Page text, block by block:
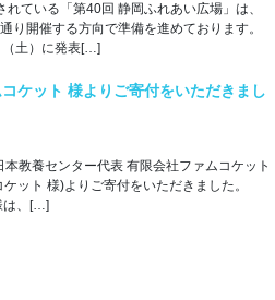
れている「第40回 静岡ふれあい広場」は、
り開催する方向で準備を進めております。
土）に発表[…]
ケット 様よりご寄付をいただきまし
教養センター代表 有限会社ファムコケット
ケット 様)よりご寄付をいただきました。
は、[…]